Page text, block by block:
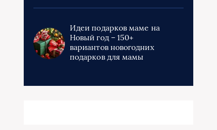
Идеи подарков маме на
Новый год – 150+
вариантов новогодних
подарков для мамы